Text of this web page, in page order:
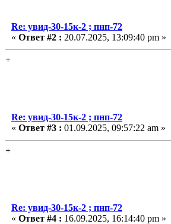
Re: увид-30-15к-2 ; пнп-72
« Ответ #2 : 20.07.2025, 13:09:40 pm »
+
Re: увид-30-15к-2 ; пнп-72
« Ответ #3 : 01.09.2025, 09:57:22 am »
+
Re: увид-30-15к-2 ; пнп-72
« Ответ #4 : 16.09.2025, 16:14:40 pm »